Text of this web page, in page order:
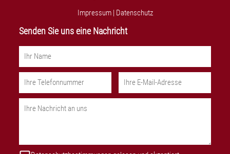
Impressum| Datenschutz
Senden Sie uns eine Nachricht